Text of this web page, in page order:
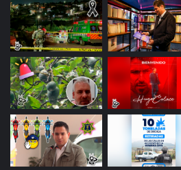
l
n
c
a
P
i
ñ
a